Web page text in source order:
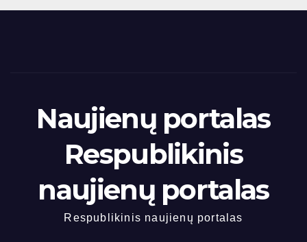
Naujienų portalas
Respublikinis
naujienų portalas
Respublikinis naujienų portalas